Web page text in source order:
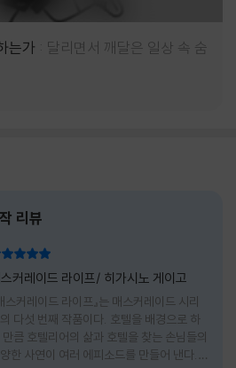
는가
달리면서 깨달은 일상 속 숨
리뷰
커레이드 라이프/ 히가시노 게이고
매스커레이드 라이프』는 매스커레이드 시리
다섯 번째 작품이다. 호텔을 배경으로 하
만큼 호텔리어의 삶과 호텔을 찾는 손님들의
한 사연이 여러 에피소드를 만들어 낸다.